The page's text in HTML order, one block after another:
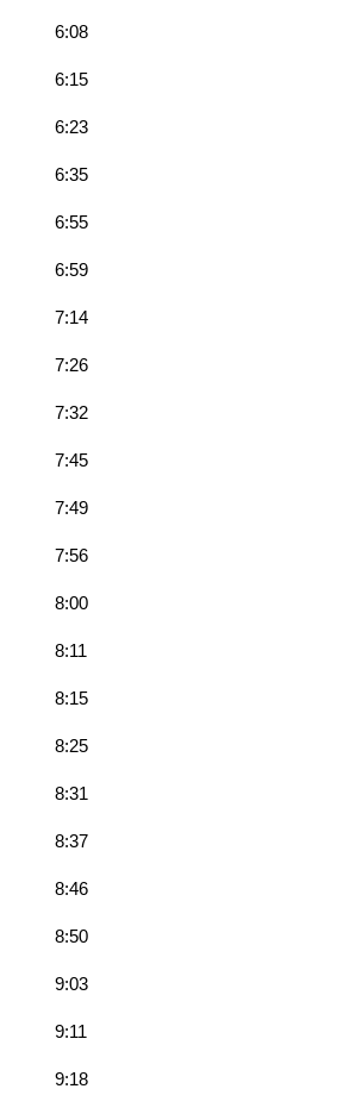
6:08
6:15
6:23
6:35
6:55
6:59
7:14
7:26
7:32
7:45
7:49
7:56
8:00
8:11
8:15
8:25
8:31
8:37
8:46
8:50
9:03
9:11
9:18